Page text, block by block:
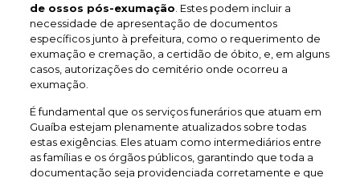
de ossos pós-exumação . Estes podem incluir a
necessidade de apresentação de documentos
específicos junto à prefeitura, como o requerimento de
exumação e cremação, a certidão de óbito, e, em alguns
casos, autorizações do cemitério onde ocorreu a
exumação.
É fundamental que os serviços funerários que atuam em
Guaíba estejam plenamente atualizados sobre todas
estas exigências. Eles atuam como intermediários entre
as famílias e os órgãos públicos, garantindo que toda a
documentação seja providenciada corretamente e que